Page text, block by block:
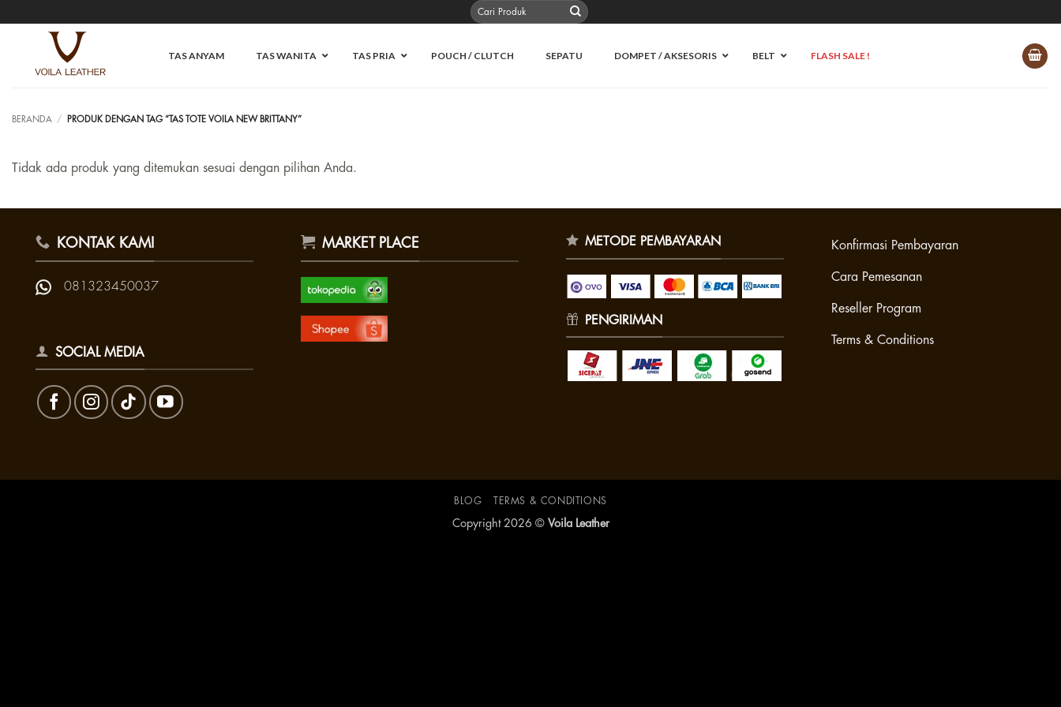
Pencarian
untuk:
TAS ANYAM TAS WANITA TAS PRIA POUCH / CLUTCH SEPATU DOMPET / AKSESORIS BELT FLASH SALE !
BERANDA / PRODUK DENGAN TAG “TAS TOTE VOILA NEW BRITTANY”
Tidak ada produk yang ditemukan sesuai dengan pilihan Anda.
KONTAK KAMI
081323450037
SOCIAL MEDIA
MARKET PLACE METODE PEMBAYARAN
PENGIRIMAN
Konfirmasi Pembayaran
Cara Pemesanan
Reseller Program
Terms & Conditions
BLOG TERMS & CONDITIONS
Copyright 2026 © Voila Leather